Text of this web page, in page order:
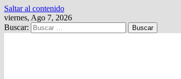
Saltar al contenido
viernes, Ago 7, 2026
Buscar: